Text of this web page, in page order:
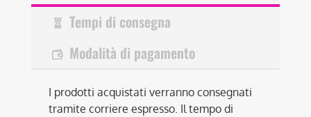
Tempi di consegna
Modalità di pagamento
I prodotti acquistati verranno consegnati
tramite corriere espresso. Il tempo di